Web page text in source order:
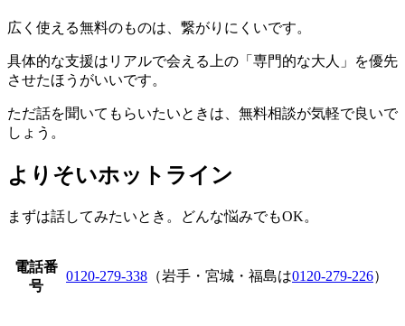
広く使える無料のものは、繋がりにくいです。
具体的な支援はリアルで会える上の「専門的な大人」を優先
させたほうがいいです。
ただ話を聞いてもらいたいときは、無料相談が気軽で良いで
しょう。
よりそいホットライン
まずは話してみたいとき。どんな悩みでもOK。
電話番
号
0120-279-338 （岩手・宮城・福島は0120-279-226）